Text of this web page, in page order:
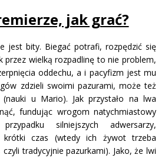
jak grać?
jest bity. Biegać potrafi, rozpędzić się
przez wielką rozpadlinę to nie problem,
oddechu, a i pacyfizm jest mu
zdzieli swoimi pazurami, może też
u Mario). Jak przystało na lwa
fundując wrogom natychmiastowy
silniejszych adwersarzy,
krótki czas (wtedy ich żywot trzeba
tradycyjnie pazurkami). Jako, że lwi